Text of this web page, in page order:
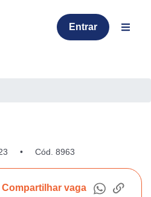
Entrar
• Cód. 8963
Compartilhar vaga